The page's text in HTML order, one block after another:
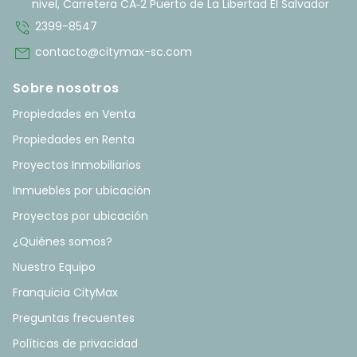
nivel, Carretera CA‑2 Puerto de La Libertad El Salvador
phone_in_talk 2399-8547
mail contacto@citymax-sc.com
Sobre nosotros
Propiedades en Venta
Propiedades en Renta
Proyectos Inmobiliarios
Inmuebles por ubicación
Proyectos por ubicación
¿Quiénes somos?
Nuestro Equipo
Franquicia CityMax
Preguntas frecuentes
Políticas de privacidad